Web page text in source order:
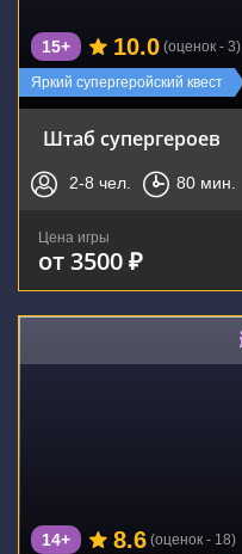
Яркий супергеройский квест
15+ 10.0 (оценок - 3)
Штаб супергероев
2-8 чел. 80 мин.
Цена игры
от 3500 ₽
14+ 8.6 (оценок - 18)